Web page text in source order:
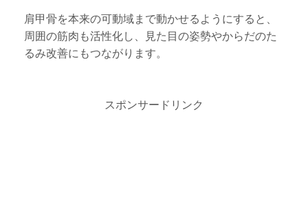
肩甲骨を本来の可動域まで動かせるようにすると、
周囲の筋肉も活性化し、見た目の姿勢やからだのた
るみ改善にもつながります。
スポンサードリンク